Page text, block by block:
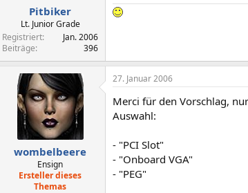
Pitbiker
Lt. Junior Grade
Registriert
Jan. 2006
Beiträge
396
wombelbeere
Ensign
Ersteller dieses
Themas
27. Januar 2006
Merci für den Vorschlag,
Auswahl:
- "PCI Slot"
- "Onboard VGA"
- "PEG"